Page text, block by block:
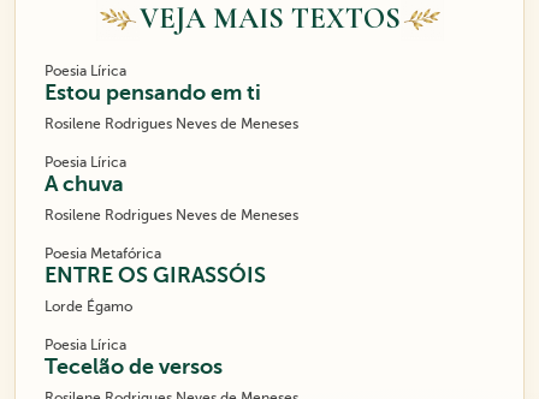
VEJA MAIS TEXTOS
Poesia Lírica
Estou pensando em ti
Rosilene Rodrigues Neves de Meneses
Poesia Lírica
A chuva
Rosilene Rodrigues Neves de Meneses
Poesia Metafórica
ENTRE OS GIRASSÓIS
Lorde Égamo
Poesia Lírica
Tecelão de versos